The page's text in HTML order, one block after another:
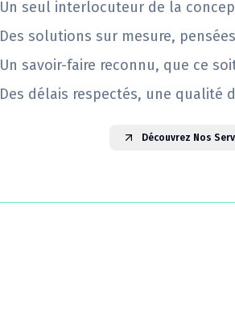
Un seul interlocuteur de la
Des solutions sur mesure,
Un savoir-faire reconnu, que ce
Des délais respectés, une qualité
Découvrez Nos